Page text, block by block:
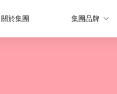
關於集團 集團品牌